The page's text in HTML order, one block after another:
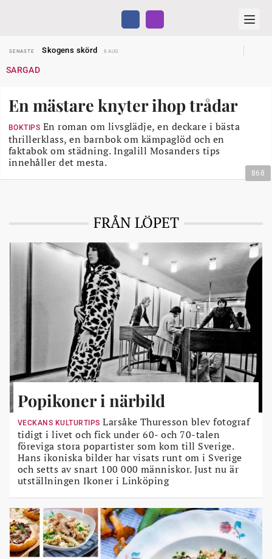
SENASTE
Skogens skörd
8 AUG
SENASTE
SENASTE
Snart kan telefonförsäljning förbjudas i Sverige
29 JUL
SENASTE
Hyror rusar ifrån äldres bostadstillägg
28 JUL
SENASTE
Skogens skörd 8 AUG
SARGAD
En mästare knyter ihop trådar
BOKTIPS En roman om livsglädje, en deckare i bästa
thrillerklass, en barnbok om kämpaglöd och en
faktabok om städning. Ingalill Mosanders tips
innehåller det mesta.
868
FRÅN LÖPET
Popikoner i närbild
VECKANS KULTURTIPS Larsåke Thuresson blev fotograf
tidigt i livet och fick under 60- och 70-talen
föreviga stora popartister som kom till Sverige.
Hans ikoniska bilder har visats runt om i Sverige
och setts av snart 100 000 människor. Just nu är
utställningen Ikoner i Linköping